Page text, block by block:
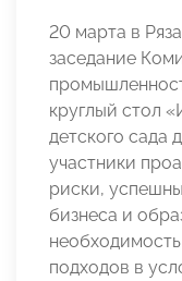
20 марта в
заседание
круглый стол
детского сада
участники
риски,
бизнеса и
подходов в